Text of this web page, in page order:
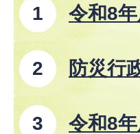
令和8
防災行
令和8